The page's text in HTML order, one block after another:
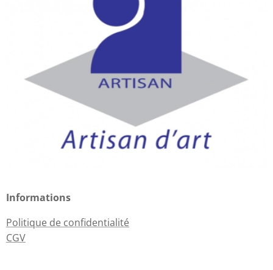
Informations
Politique de confidentialité
CGV